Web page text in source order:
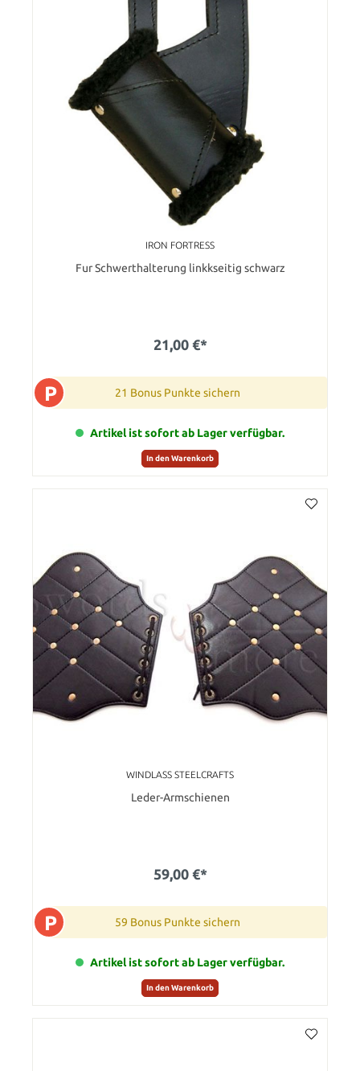
IRON FORTRESS
Fur Schwerthalterung linkkseitig schwarz
21,00 €*
P 21 Bonus Punkte sichern
Artikel ist sofort ab Lager verfügbar.
In den Warenkorb
WINDLASS STEELCRAFTS
Leder-Armschienen
59,00 €*
P 59 Bonus Punkte sichern
Artikel ist sofort ab Lager verfügbar.
In den Warenkorb